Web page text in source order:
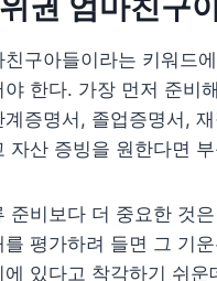
친구아들이라는 키워드
야 한다. 가장 먼저 준비
계증명서, 졸업증명서,
자산 증빙을 원한다면
준비보다 더 중요한 것
를 평가하려 들면 그 기
에 있다고 착각하기 쉬